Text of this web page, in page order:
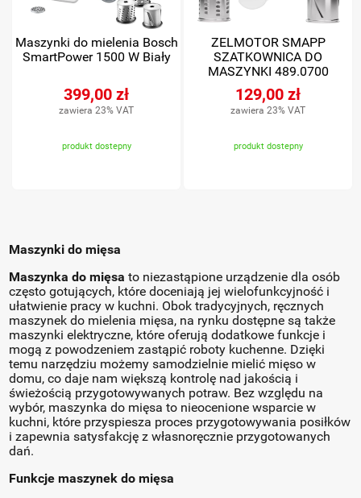
Maszynki do mielenia Bosch
SmartPower 1500 W Biały
399,00 zł
zawiera 23% VAT
produkt dostepny
ZELMOTOR SMAPP
SZATKOWNICA DO
MASZYNKI 489.0700
129,00 zł
zawiera 23% VAT
produkt dostepny
Maszynki do mięsa
Maszynka do mięsa to niezastąpione urządzenie dla osób
często gotujących, które doceniają jej wielofunkcyjność i
ułatwienie pracy w kuchni. Obok tradycyjnych, ręcznych
maszynek do mielenia mięsa, na rynku dostępne są także
maszynki elektryczne, które oferują dodatkowe funkcje i
mogą z powodzeniem zastąpić roboty kuchenne. Dzięki
temu narzędziu możemy samodzielnie mielić mięso w
domu, co daje nam większą kontrolę nad jakością i
świeżością przygotowywanych potraw. Bez względu na
wybór, maszynka do mięsa to nieocenione wsparcie w
kuchni, które przyspiesza proces przygotowywania posiłków
i zapewnia satysfakcję z własnoręcznie przygotowanych
dań.
Funkcje maszynek do mięsa